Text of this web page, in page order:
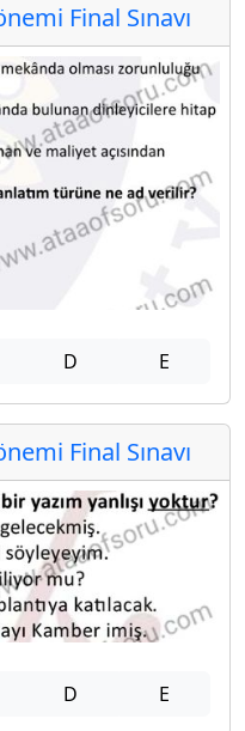
Final Sınavı
D E
Final Sınavı
D E